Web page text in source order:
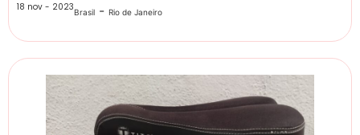
18 nov - 2023Brasil - Rio de Janeiro